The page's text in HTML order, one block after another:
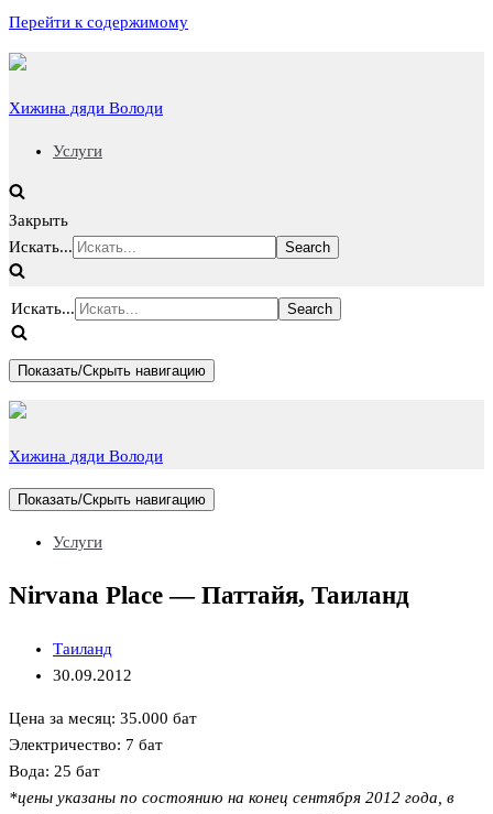
Перейти к содержимому
Хижина дяди Володи
Услуги
Закрыть
Искать...
Искать...
Показать/Скрыть навигацию
Хижина дяди Володи
Показать/Скрыть навигацию
Услуги
Nirvana Place — Паттайя, Таиланд
Таиланд
30.09.2012
Цена за месяц: 35.000 бат
Электричество: 7 бат
Вода: 25 бат
*цены указаны по состоянию на конец сентября 2012 года, в